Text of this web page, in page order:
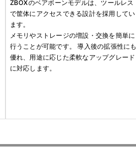
ZBOXのベアボーンモデルは、ツールレス
で筐体にアクセスできる設計を採用してい
ます。
メモリやストレージの増設・交換を簡単に
行うことが可能です。 導入後の拡張性にも
優れ、用途に応じた柔軟なアップグレード
に対応します。